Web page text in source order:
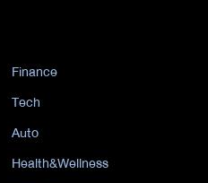
Finance
Tech
Auto
Health&Wellness